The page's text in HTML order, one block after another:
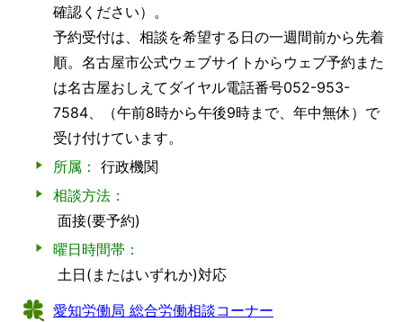
確認ください）。
予約受付は、相談を希望する日の一週間前から先着
順。名古屋市公式ウェブサイトからウェブ予約また
は名古屋おしえてダイヤル電話番号052-953-
7584、（午前8時から午後9時まで、年中無休）で
受け付けています。
所属： 行政機関
相談方法：
面接(要予約)
曜日時間帯：
土日(またはいずれか)対応
愛知労働局 総合労働相談コーナー